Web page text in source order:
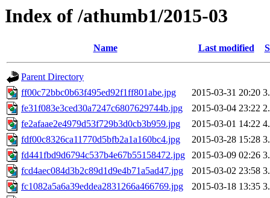
Index of /athumb1/2015-03
Name Last modified
Parent Directory
ff00c72bbc0b63f495ed92f1ff801abe.jpg
2015-03-31 20:20
fe31f083e3ced30a7247c6807629744b.jpg
2015-03-04 23:22
fe2afaae2e4979d53f729b3d0cb3b959.jpg
2015-03-01 14:22
fdf00c8326ca11770d5bfb2a1a160bc4.jpg
2015-03-28 15:28
fd441fbd9d6794c537b4e67b55158472.jpg
2015-03-09 02:26
fcd4aec084d3b2c89d1d9e4b71a5ad47.jpg
2015-03-02 23:58
fc1082a5a6a39eddea2831266a466769.jpg
2015-03-18 13:35